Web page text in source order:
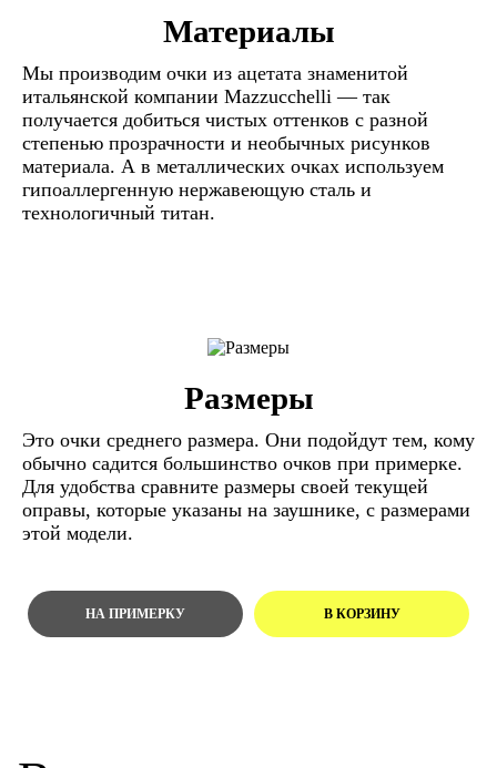
Материалы
Мы производим очки из ацетата знаменитой
итальянской компании Mazzucchelli — так
получается добиться чистых оттенков с разной
степенью прозрачности и необычных рисунков
материала. А в металлических очках используем
гипоаллергенную нержавеющую сталь и
технологичный титан.
Размеры
Это очки среднего размера. Они подойдут тем, кому
обычно садится большинство очков при примерке.
Для удобства сравните размеры своей текущей
оправы, которые указаны на заушнике, с размерами
этой модели.